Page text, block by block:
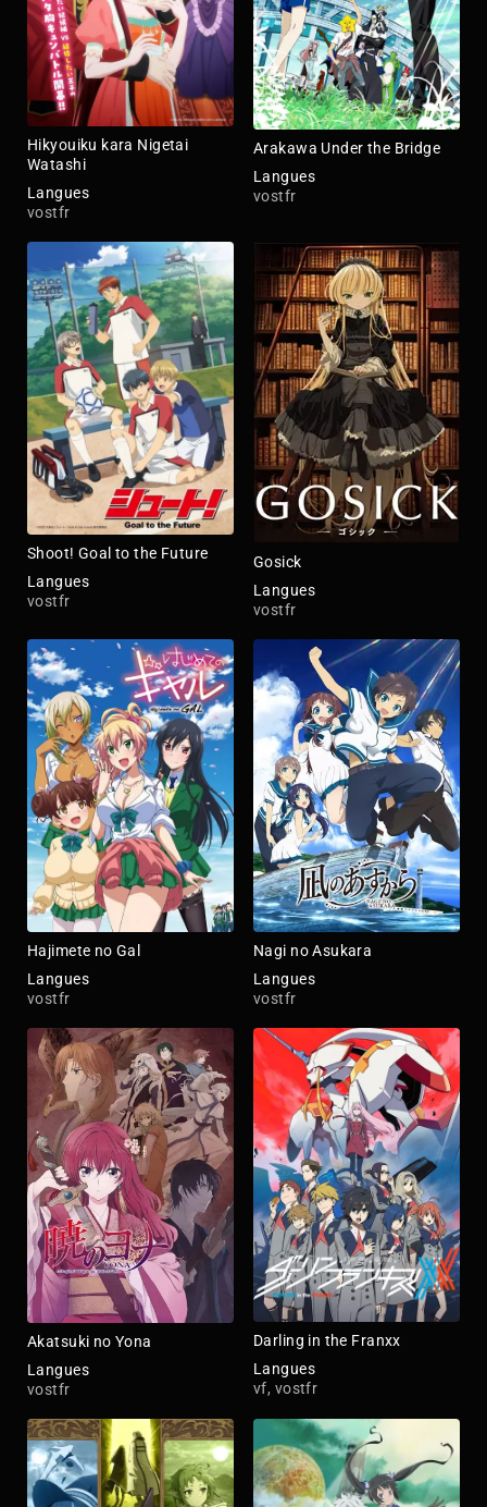
Hikyouiku kara Nigetai
Watashi
Langues
vostfr
Arakawa Under the Bridge
Langues
vostfr
Shoot! Goal to the Future
Langues
vostfr
Gosick
Langues
vostfr
Hajimete no Gal
Langues
vostfr
Nagi no Asukara
Langues
vostfr
Akatsuki no Yona
Langues
vostfr
Darling in the Franxx
Langues
vf, vostfr